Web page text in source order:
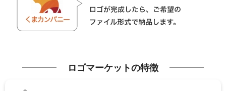
ロゴマーケットの特徴